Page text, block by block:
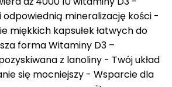
odpowiednią mineralizację kości -
miękkich kapsułek łatwych do
forma Witaminy D3 –
z lanoliny - Twój układ
się mocniejszy - Wsparcie dla